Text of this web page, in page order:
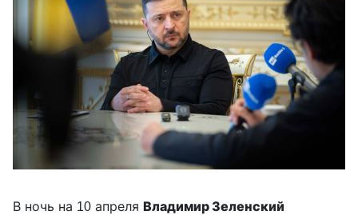
В ночь на 10 апреля Владимир Зеленский